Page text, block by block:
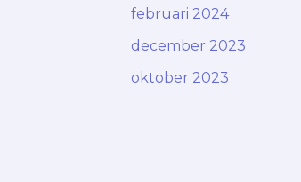
februari 2024
december 2023
oktober 2023